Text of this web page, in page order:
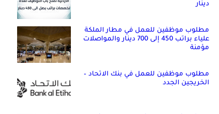
دينار
مطلوب موظفين للعمل في مطار الملكة
علياء براتب 450 إلى 700 دينار والمواصلات
مؤمنة
مطلوب موظفين للعمل في بنك الاتحاد –
الخريجين الجدد